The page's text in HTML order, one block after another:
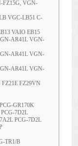
FZ15G, VGN-
VGC-LB51 C-
VAIO EB15
AR41L VGN-
AR41L VGN-
AR41L VGN-
FZ29VN
GR170K
7D2L
PCG-7D2L
TR1/B